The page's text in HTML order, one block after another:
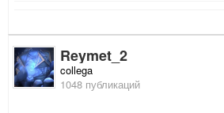
Reymet_2
collega
1048 публикаций